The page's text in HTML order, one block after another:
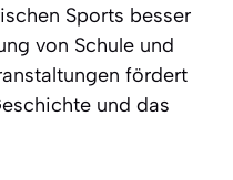
Sports besser
von Schule und
fördert
und das